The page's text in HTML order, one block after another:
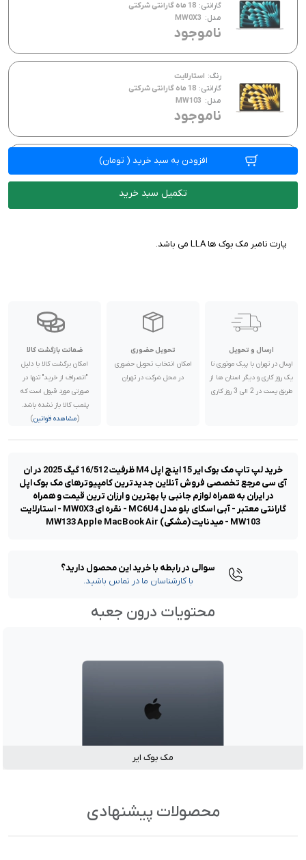
گارانتی: 18 ماه گارانتی شرکتی
مدل: MW0X3
ناموجود
رنگ: استارلایت
گارانتی: 18 ماه گارانتی شرکتی
مدل: MW103
ناموجود
رنگ:میدنایت
مدل: MW133
ناموجود
افزودن به سبد خرید ( تومان)
تکمیل سبد خرید
پارت نامبر مک بوک ها LLA می باشد.
ارسال و تحویل
ارسال در تهران با پیک موتوری تا
یک روز کاری و دیگر استان ها از
طریق پست در 2 الی 3 روز کاری
تحویل حضوری
امکان انتخاب تحویل حضوری
در محل شرکت در تهران
ضمانت بازگشت کالا
امکان برگشت کالا با دلیل
"انصراف از خرید" تنها در
صورتی مورد قبول است که
پلمب کالا باز نشده باشد.
(مشاهده قوانین)
خرید لپ تاپ مک بوک ایر 15 اینچ اپل M4 ظرفیت 16/512 گیگ 2025 در ان
آی سی مرجع تخصصی فروش آنلاین جدیدترین کامپیوترهای مک بوک اپل
در ایران به همراه لوازم جانبی با بهترین و ارزان ترین قیمت و همراه
گارانتی معتبر - آبی اسکای بلو مدل MC6U4 - نقره ای MW0X3 - استارلایت
MW103 - میدنایت (مشکی) MW133 Apple MacBook Air
سوالی در رابطه با خرید این محصول دارید؟
با کارشناسان ما در تماس باشید.
محتویات درون جعبه
مک بوک ایر
محصولات پیشنهادی